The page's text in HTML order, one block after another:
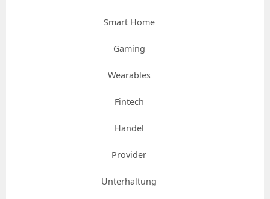
Smart Home
Gaming
Wearables
Fintech
Handel
Provider
Unterhaltung